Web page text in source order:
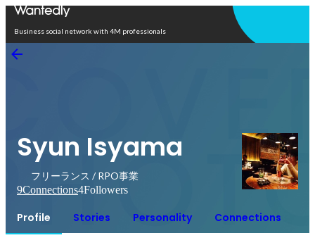
Business social network with 4M professionals
Syun Isyama
フリーランス / RPO事業
9Connections4Followers
Profile Stories Personality Connections